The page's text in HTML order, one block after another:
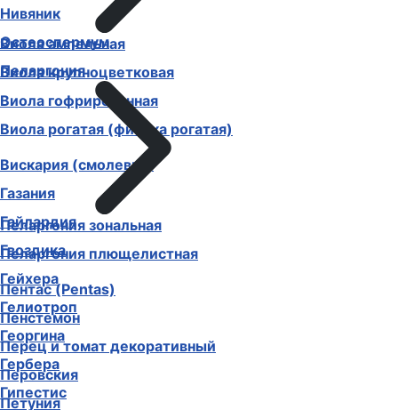
Виола ампельная
Виола крупноцветковая
Виола гофрированная
Виола рогатая (фиалка рогатая)
Вискария (смолевка)
Газания
Гайлардия
Гвоздика
Гейхера
Гелиотроп
Георгина
Гербера
Гипестис
Нивяник
Остеоспермум
Пеларгония
Пеларгония зональная
Пеларгония плющелистная
Пентас (Pentas)
Пенстемон
Перец и томат декоративный
Перовския
Петуния